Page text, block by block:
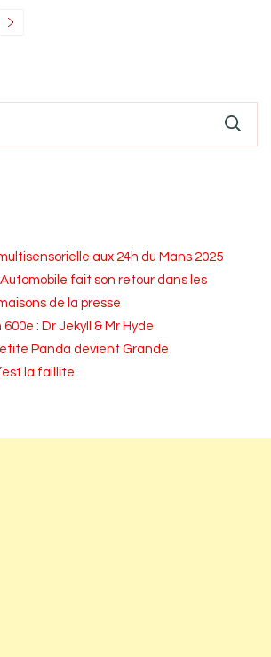
aux 24h du Mans 2025
fait son retour dans les
de la presse
: Dr Jekyll & Mr Hyde
Panda devient Grande
la faillite